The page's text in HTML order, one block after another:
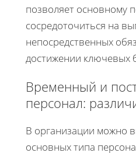
позволяет основному
сосредоточиться на
непосредственных
достижении ключевых
Временный и
персонал:
В организации можно
основных типа